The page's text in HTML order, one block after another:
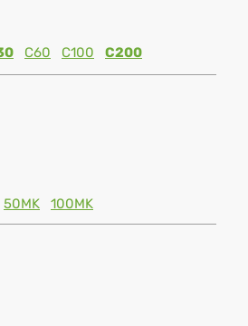
C60 C100 C200
50MK 100MK